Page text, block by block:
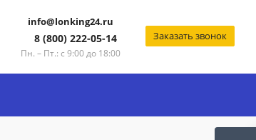
info@lonking24.ru
8 (800) 222-05-14
Пн. – Пт.: с 9:00 до 18:00
Заказать звонок